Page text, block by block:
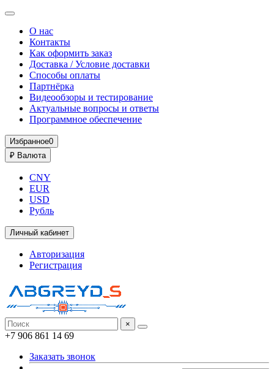
О нас
Контакты
Как оформить заказ
Доставка / Условие доставки
Способы оплаты
Партнёрка
Видеообзоры и тестирование
Актуальные вопросы и ответы
Программное обеспечение
Избранное0
₽ Валюта
CNY
EUR
USD
Рубль
Личный кабинет
Авторизация
Регистрация
×
+7 906 861 14 69
Заказать звонок